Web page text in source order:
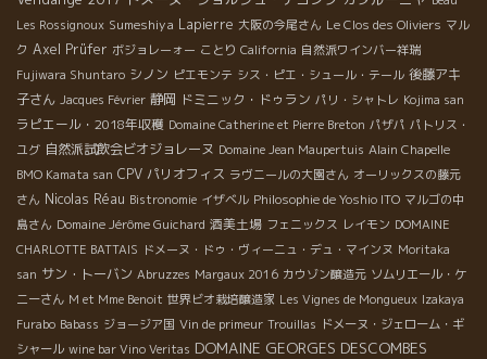
Les Rossignoux Sumeshiya Lapierre 大阪の今尾さん Le Clos des Oliviers マル
ク Axel Prüfer ボジョレーォー ことり California 自然派ワインバー祥瑞
Fujiwara Shuntaro シノン ピエモンテ シス・ピエ・シュール・テール 後藤アキ
子さん Jacques Février 静岡 ドミニック・ドゥラン パリ・シャトレ Kojima san
ラピエール・2018年収穫 Domaine Catherine et Pierre Breton パザパ パトリス・
ユグ 自然派試飲会ビオジョレーヌ Domaine Jean Maupertuis Alain Chapelle
BMO Kamata san CPV パリオフィス ラヴニールの大園さん オーリックスの藤元
さん Nicolas Réau Bistronomie イザベル Philosophie de Yoshio ITO マルゴの中
島さん Domaine Jérôme Guichard 酒美土場 フェニックス レイモン DOMAINE
CHARLOTTE BATTAIS ドメーヌ・ドゥ・ヴィーニュ・デュ・マインヌ Moritaka
san サン・トーバン Abruzzes Margaux 2016 カウゾン醸造元 ソムリエール・ケ
ニーさん M et Mme Benoit 世界ビオ栽培醸造家 Les Vignes de Mongueux Izakaya
Furabo Babass ジョージア国 Vin de primeur Trouillas ドメーヌ・ジェローム・ギ
シャール wine bar Vino Veritas DOMAINE GEORGES DESCOMBES